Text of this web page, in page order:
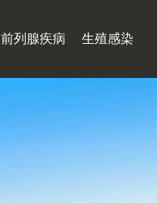
前列腺疾病 生殖感染